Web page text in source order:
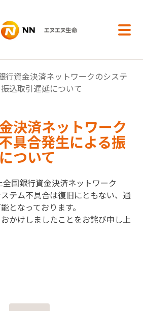
行資金決済ネットワークのシステ
込取引遅延について
決済ネットワーク
具合発生による振
ついて
国銀行資金決済ネットワーク
ステム不具合は復旧にともない、通
となっております。
かけしましたことをお詫び申し上